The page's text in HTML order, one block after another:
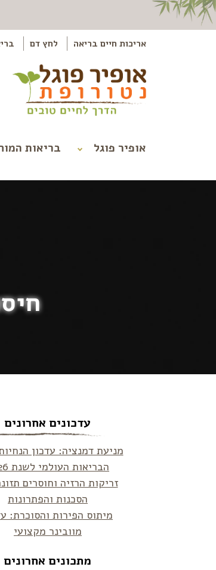
אריכות חיים בריאה לחץ דם
אופיר פוגל בריאות
עדכונים אחרונים
מניעת דמנציה: עדכון
הבריאות העולמי לשנת 2026
זריקות הרזיה וחוסרים
הסכנות והפתרונות
מיתוס הפירות והסוכרת:
מוובינר מקצועי
מתכונים אחרונים